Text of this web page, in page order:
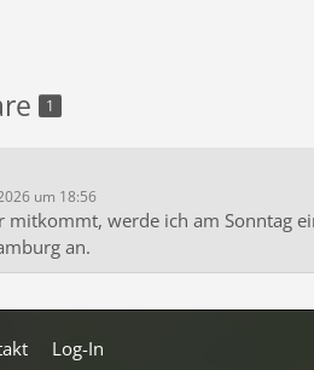
1
um 18:56
mitkommt, werde ich am Sonntag
an.
Log-In